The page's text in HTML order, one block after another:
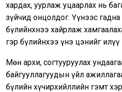
хардах, уурлаж уцаарлах нь
зүйчид онцолдог. Үүнээс
бүлийнхнээ хайрлаж
гэр бүлийнхээ үнэ цэнийг
Мөн архи, согтууруулах
байгууллагуудын үйл
бүлийн хүчирхийллийн гэмт